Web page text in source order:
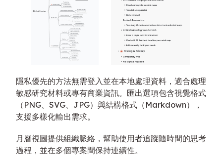
隱私優先的方法無需登入並在本地處理資料，適合處理
敏感研究材料或專有商業資訊。匯出選項包含視覺格式
（PNG、SVG、JPG）與結構格式（Markdown），
支援多樣化輸出需求。
月曆視圖提供組織脈絡，幫助使用者追蹤隨時間的思考
過程，並在多個專案間保持連續性。